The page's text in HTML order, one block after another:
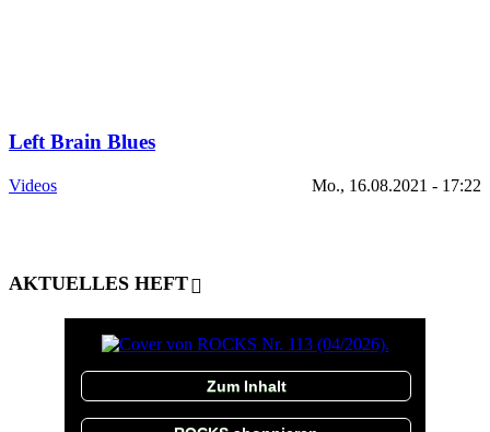
Left Brain Blues
Videos Mo., 16.08.2021 - 17:22
AKTUELLES HEFT
Zum Inhalt